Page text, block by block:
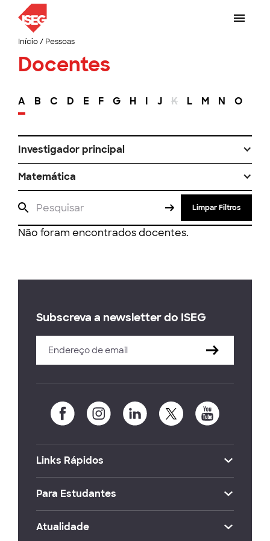
Início/ Pessoas
Docentes
A B C D E F G H I J K L M N O
Investigador principal
Matemática
Limpar Filtros
Não foram encontrados docentes.
Subscreva a newsletter do ISEG
Links Rápidos
Para Estudantes
Atualidade